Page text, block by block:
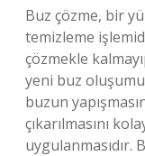
Buz çözme, bir
temizleme
çözmekle
yeni buz
buzun
çıkarılmasını
uygulanmasıdır.